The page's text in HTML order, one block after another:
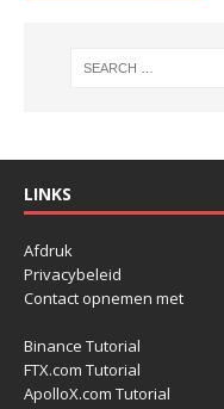
LINKS
Afdruk
Privacybeleid
Contact opnemen met
Binance Tutorial
FTX.com Tutorial
ApolloX.com Tutorial